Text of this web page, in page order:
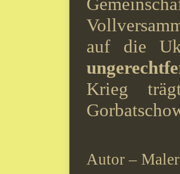
auf die
Krieg
Autor –